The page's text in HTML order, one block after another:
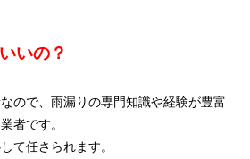
いの？
ので、雨漏りの専門知識や経験が豊富
者です。
て任さられます。